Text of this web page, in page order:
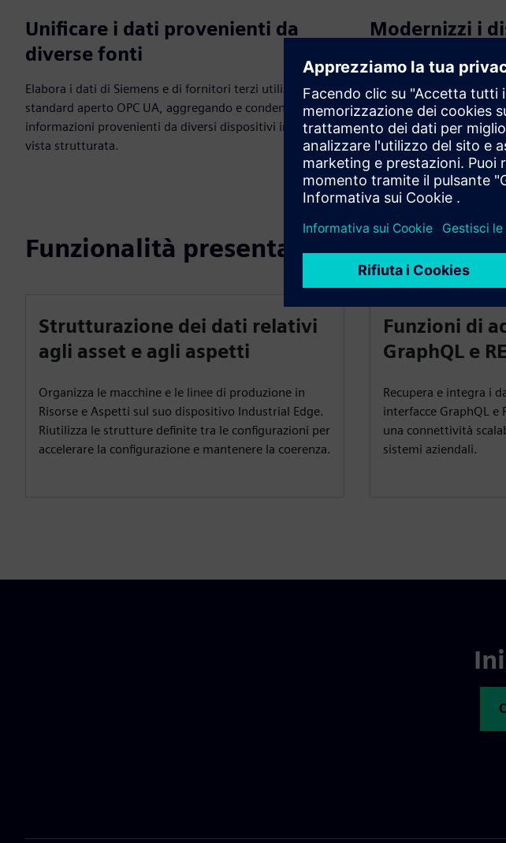
Unificare i dati provenienti da
diverse fonti
Elabora i dati di Siemens e di fornitori terzi utilizzando lo
standard aperto OPC UA, aggregando e condensando le
informazioni provenienti da diversi dispositivi in un'unica
vista strutturata.
Modernizzi i
senza sostituirli
Espandi e standardizza
utilizzando una
piattaforma,
un'infrastruttura
Funzionalità presentate
Strutturazione dei dati relativi
agli asset e agli aspetti
Organizza le macchine e le linee di produzione in
Risorse e Aspetti sul suo dispositivo Industrial Edge.
Riutilizza le strutture definite tra le configurazioni per
accelerare la configurazione e mantenere la coerenza.
Funzioni di
GraphQL e
Recupera e integra i
interfacce GraphQL e
una connettività
sistemi aziendali.